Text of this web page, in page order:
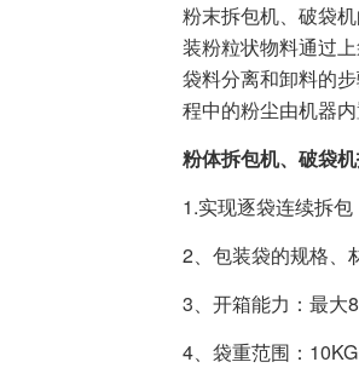
粉末拆包机、破袋
装粉粒状物料通过
袋料分离和卸料的
程中的粉尘由机器
粉体拆包机、破袋机
1.实现逐袋连续拆包
2、包装袋的规格、
3、开箱能力：最大
4、袋重范围：